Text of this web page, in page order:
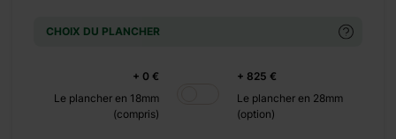
CHOIX DU PLANCHER
+ 0 €
Le plancher en 18mm
(compris)
+ 825 €
Le plancher en 28mm
(option)
+ 160 €